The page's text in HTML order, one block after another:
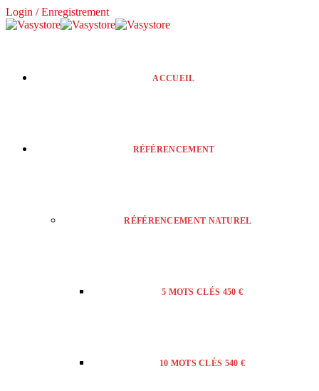
Login / Enregistrement
ACCUEIL
RÉFÉRENCEMENT
RÉFÉRENCEMENT NATUREL
5 MOTS CLÉS 450 €
10 MOTS CLÉS 540 €